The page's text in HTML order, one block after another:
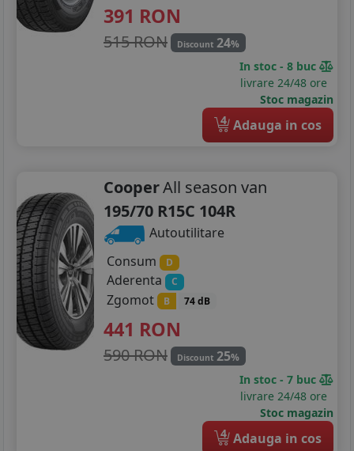
205/45R17
225/45R17
225/50R17
225/55R17
205/40R18
215/45R18
391 RON
515 RON Discount 24%
In stoc - 8 buc
livrare 24/48 ore
Stoc magazin
4 Adauga in cos
CooperAll season van
195/70 R15C 104R
Autoutilitare
Consum
D
Aderenta C
Zgomot B 74 dB
441 RON
590 RON Discount 25%
In stoc - 7 buc
livrare 24/48 ore
Stoc magazin
4 Adauga in cos